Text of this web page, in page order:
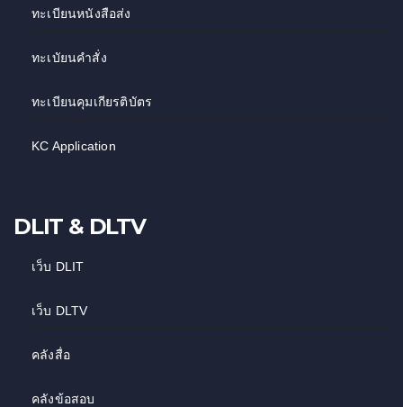
ทะเบียนหนังสือส่ง
ทะเบัยนคำสั่ง
ทะเบียนคุมเกียรติบัตร
KC Application
DLIT & DLTV
เว็บ DLIT
เว็บ DLTV
คลังสื่อ
คลังข้อสอบ